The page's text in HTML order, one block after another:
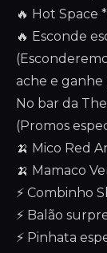
🔥 Hot Space
🔥 Esconde
ache e ganhe
No bar da
(Promos
🍌 Mico Red
🍌 Mamaco
⚡ Combinho
⚡ Balão
⚡ Pinhata